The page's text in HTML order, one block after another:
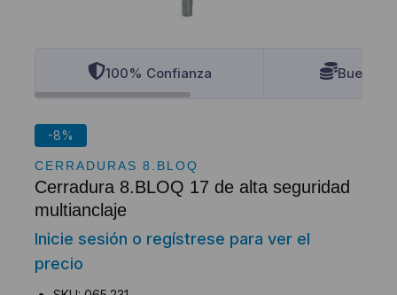
100% Confianza Buenos
-8%
CERRADURAS 8.BLOQ
Cerradura 8.BLOQ 17 de alta seguridad
multianclaje
Inicie sesión o regístrese para ver el
precio